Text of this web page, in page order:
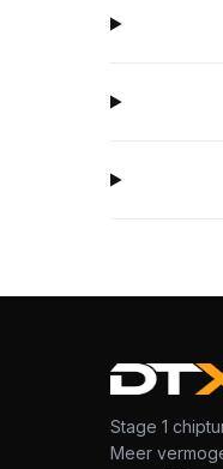
Stage 1
Meer